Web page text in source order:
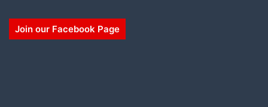
Join our Facebook Page